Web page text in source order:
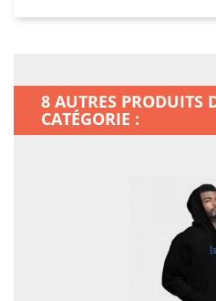
Molleton Gratté de
sweat-shirt Seven est
molleton gratté d'une
exceptionnelle. Ce
capacité à retenir la
léger et confortable.
Coupe Féminine et
coupe spécialement
8 AUTRES PRODUITS
CATÉGORIE :